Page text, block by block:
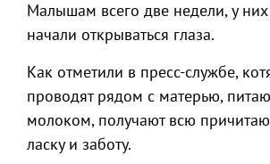
Малышам всего две недели, у них
начали открываться глаза.
Как отметили в пресс-службе,
проводят рядом с матерью,
молоком, получают всю
ласку и заботу.